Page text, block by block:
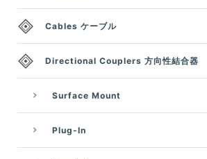
Cables ケーブル
Directional Couplers 方向性結合器
Surface Mount
Plug-In